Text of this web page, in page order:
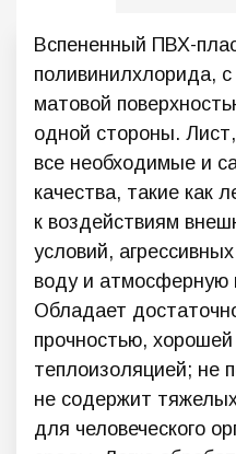
Вспененный ПВХ-
поливинилхлорида,
матовой
одной стороны.
все необходимые и
качества, такие как
к воздействиям
условий,
воду и атмосферную
Обладает
прочностью, хорошей
теплоизоляцией; не
не содержит
для человеческого